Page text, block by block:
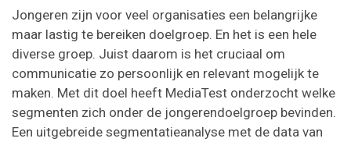
Jongeren zijn voor veel organisaties een belangrijke
maar lastig te bereiken doelgroep. En het is een hele
diverse groep. Juist daarom is het cruciaal om
communicatie zo persoonlijk en relevant mogelijk te
maken. Met dit doel heeft MediaTest onderzocht welke
segmenten zich onder de jongerendoelgroep bevinden.
Een uitgebreide segmentatieanalyse met de data van